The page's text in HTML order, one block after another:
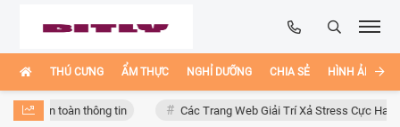
THÚ CƯNG ẨM THỰC NGHỈ DƯỠNG CHIA SẺ HÌNH ẢNH
toàn thông tin Các Trang Web Giải Trí Xả Stress Cực Hay Ho Trên